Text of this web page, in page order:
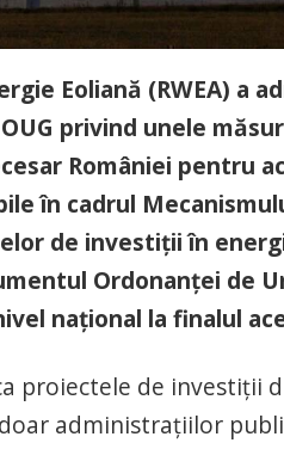
Eoliană (RWEA) a
privind unele
României pentru
în cadrul
de investiții în
Ordonanței de
național la finalul
proiectele de investiții
doar administrațiilor